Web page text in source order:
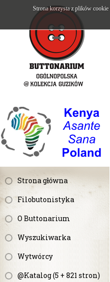
Strona główna
Filobutonistyka
O Buttonarium
Wyszukiwarka
Wytwórcy
@Katalog (5 + 821 stron)
Strona korzysta z plików cookie